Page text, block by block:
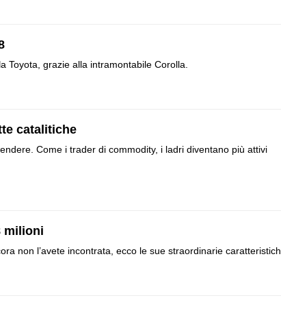
Toyota, grazie alla intramontabile Corolla.
catalitiche
Come i trader di commodity, i ladri diventano più attivi
milioni
non l’avete incontrata, ecco le sue straordinarie